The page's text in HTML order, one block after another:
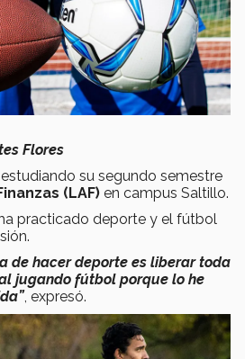
Flores
su segundo semestre
(LAF) en campus Saltillo.
practicado deporte y el fútbol
de hacer deporte es liberar toda
jugando fútbol porque lo he
, expresó.